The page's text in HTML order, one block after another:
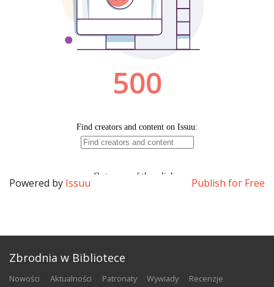
Powered by Issuu Publish for Free
Zbrodnia w Bibliotece
nowości aktualności patronaty wywiady
recenzje